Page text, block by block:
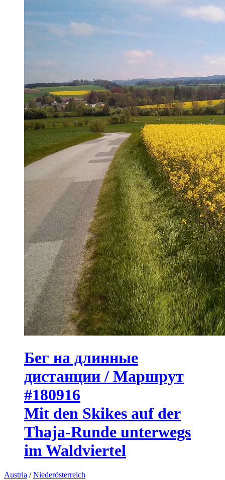
Бег на длинные
дистанции / Маршрут
#180916
Mit den Skikes auf der
Thaja-Runde unterwegs
im Waldviertel
Austria /Niederösterreich